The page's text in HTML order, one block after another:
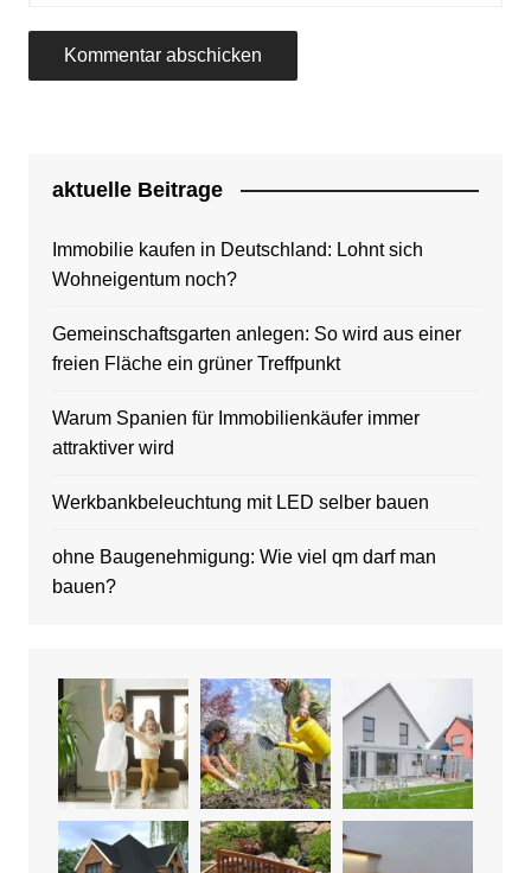
aktuelle Beitrage
Immobilie kaufen in Deutschland: Lohnt sich
Wohneigentum noch?
Gemeinschaftsgarten anlegen: So wird aus einer
freien Fläche ein grüner Treffpunkt
Warum Spanien für Immobilienkäufer immer
attraktiver wird
Werkbankbeleuchtung mit LED selber bauen
ohne Baugenehmigung: Wie viel qm darf man
bauen?